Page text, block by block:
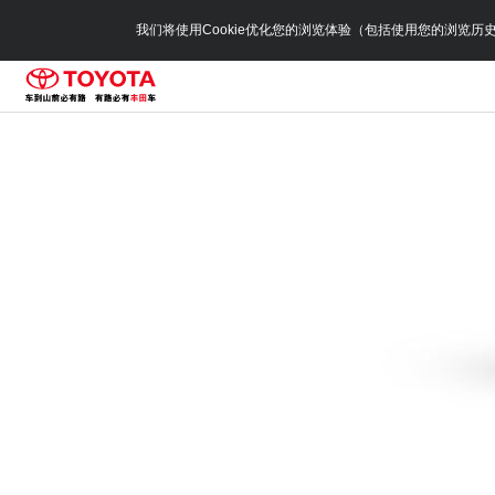
我们将使用Cookie优化您的浏览体验（包括使用您的浏览历